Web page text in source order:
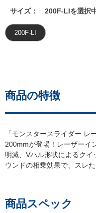
サイズ： 200F-LIを選択
200F-LI
商品の特徴
「モンスタースライダー レ
200mmが登場！レーザーイ
明滅、Vハル形状によるク
ウンドの相乗効果で、スレ
商品スペック